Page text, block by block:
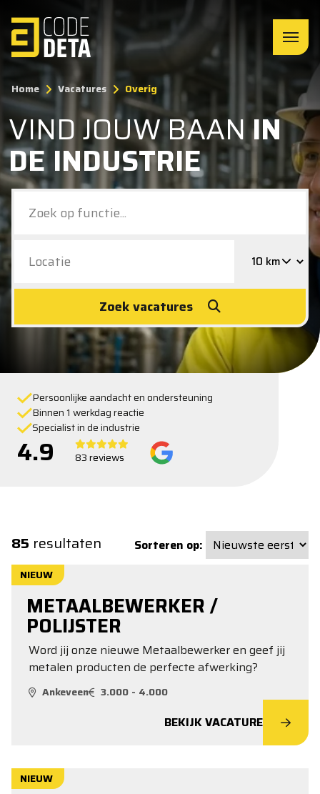
Home Vacatures Overig
VIND JOUW BAANIN
DE INDUSTRIE
Zoek vacatures
Persoonlijke aandacht en ondersteuning
Binnen 1 werkdag reactie
Specialist in de industrie
4.9 83 reviews
85 resultaten Sorteren op:
NIEUW
METAALBEWERKER /
POLIJSTER
Word jij onze nieuwe Metaalbewerker en geef jij
metalen producten de perfecte afwerking?
Ankeveen 3.000 - 4.000
BEKIJK VACATURE
NIEUW